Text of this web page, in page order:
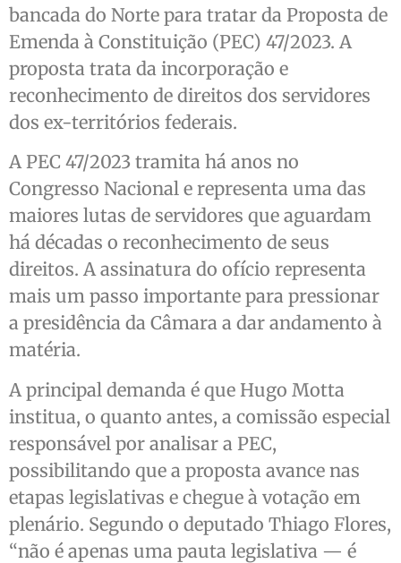
bancada do Norte para tratar da Proposta de
Emenda à Constituição (PEC) 47/2023. A
proposta trata da incorporação e
reconhecimento de direitos dos servidores
dos ex-territórios federais.
A PEC 47/2023 tramita há anos no
Congresso Nacional e representa uma das
maiores lutas de servidores que aguardam
há décadas o reconhecimento de seus
direitos. A assinatura do ofício representa
mais um passo importante para pressionar
a presidência da Câmara a dar andamento à
matéria.
A principal demanda é que Hugo Motta
institua, o quanto antes, a comissão especial
responsável por analisar a PEC,
possibilitando que a proposta avance nas
etapas legislativas e chegue à votação em
plenário. Segundo o deputado Thiago Flores,
“não é apenas uma pauta legislativa — é